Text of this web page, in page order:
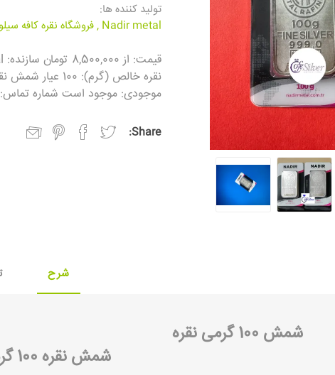
تولید کننده ها:
Nadir metal
,فروشگاه نقره کافه
موجودی: موجود است شماره تماس: ۰۹۱۲۰۱۴۹۲۷۴
Share:
شرح
شمش 100 گرمی نقره
شمش نقره 100 گرمی ندیر(نادیر)